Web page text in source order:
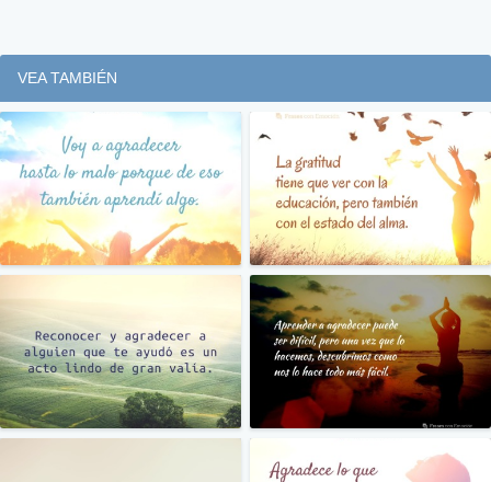
VEA TAMBIÉN